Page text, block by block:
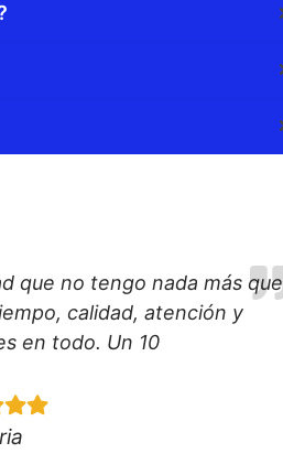
que no tengo nada más que
calidad, atención y
en todo. Un 10